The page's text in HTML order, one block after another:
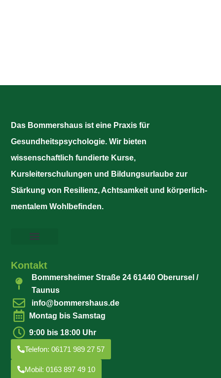
Das Bommershaus ist eine Praxis für
Gesundheitspsychologie. Wir bieten
wissenschaftlich fundierte Kurse,
Kursleiterschulungen und Bildungsurlaube zur
Stärkung von Resilienz, Achtsamkeit und körperlich-
mentalem Wohlbefinden.
Kontakt
Bommersheimer Straße 24 61440 Oberursel /
Taunus
info@bommershaus.de
Montag bis Samstag
9:00 bis 18:00 Uhr
Telefon: 06171 989 27 57
Mobil: 0163 897 49 10